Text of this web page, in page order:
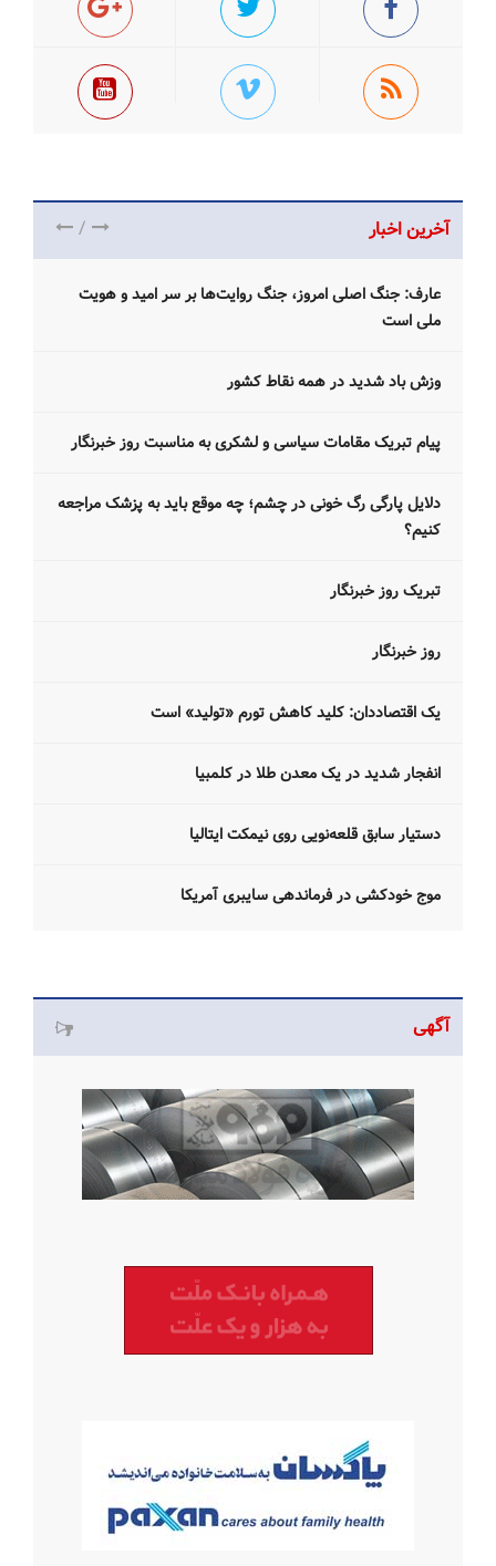
آخرین اخبار /
عارف: جنگ اصلی امروز، جنگ روایت‌ها بر سر امید و هویت
ملی است
وزش باد شدید در همه نقاط کشور
پیام تبریک مقامات سیاسی و لشکری به مناسبت روز خبرنگار
دلایل پارگی رگ خونی در چشم؛ چه موقع باید به پزشک مراجعه
کنیم؟
تبریک روز خبرنگار
روز خبرنگار
یک اقتصاددان: کلید کاهش تورم «تولید» است
انفجار شدید در یک معدن طلا در کلمبیا
دستیار سابق قلعه‌نویی روی نیمکت ایتالیا
موج خودکشی در فرماندهی سایبری آمریکا
آگهی